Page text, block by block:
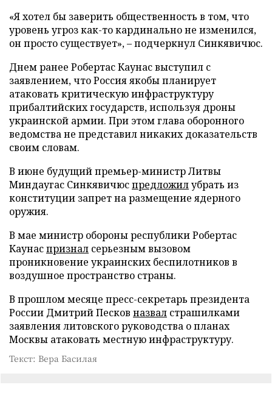
«Я хотел бы заверить общественность в том, что
уровень угроз как-то кардинально не изменился,
он просто существует», – подчеркнул Синкявичюс.
Днем ранее Робертас Каунас выступил с
заявлением, что Россия якобы планирует
атаковать критическую инфраструктуру
прибалтийских государств, используя дроны
украинской армии. При этом глава оборонного
ведомства не представил никаких доказательств
своим словам.
В июне будущий премьер-министр Литвы
Миндаугас Синкявичюспредложилубрать из
конституции запрет на размещение ядерного
оружия.
В мае министр обороны республики Робертас
Каунаспризнал серьезным вызовом
проникновение украинских беспилотников в
воздушное пространство страны.
В прошлом месяце пресс-секретарь президента
России Дмитрий Песков назвал страшилками
заявления литовского руководства о планах
Москвы атаковать местную инфраструктуру.
Текст: Вера Басилая